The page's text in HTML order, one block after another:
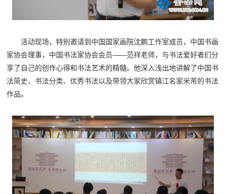
活动现场，特别邀请到中国国家画院沈鹏工作室成员，中国书画
家协会理事，中国书法家协会会员——范祥老师，与书法爱好者们分
享了自己的创作心得和书法艺术的精髓。他深入浅出地讲解了中国书
法简史、书法分类、优秀书法以及带领大家欣赏镇江名家米芾的书法
作品。